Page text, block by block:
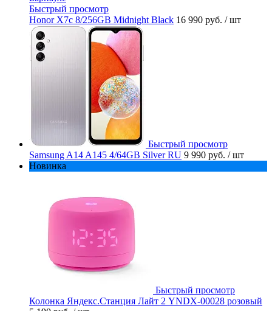
Быстрый просмотр
Honor X7c 8/256GB Midnight Black 16 990 руб. / шт
Быстрый просмотр
Samsung A14 A145 4/64GB Silver RU 9 990 руб. / шт
Новинка
Быстрый просмотр
Колонка Яндекс.Станция Лайт 2 YNDX-00028 розовый